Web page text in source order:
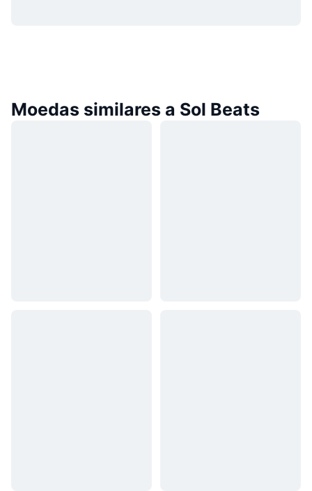
Moedas similares a Sol Beats